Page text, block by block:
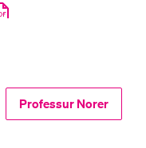
Professur Norer